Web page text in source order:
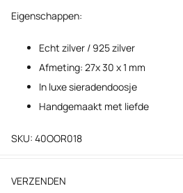
Eigenschappen:
Echt zilver / 925 zilver
Afmeting: 27x 30 x 1 mm
In luxe sieradendoosje
Handgemaakt met liefde
SKU: 40OOR018
VERZENDEN